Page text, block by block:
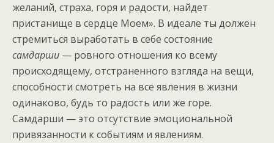
желаний, страха, горя и радости, найдет
пристанище в сердце Моем». В идеале ты должен
стремиться выработать в себе состояние
самдарши — ровного отношения ко всему
происходящему, отстраненного взгляда на вещи,
способности смотреть на все явления в жизни
одинаково, будь то радость или же горе.
Самдарши — это отсутствие эмоциональной
привязанности к событиям и явлениям.